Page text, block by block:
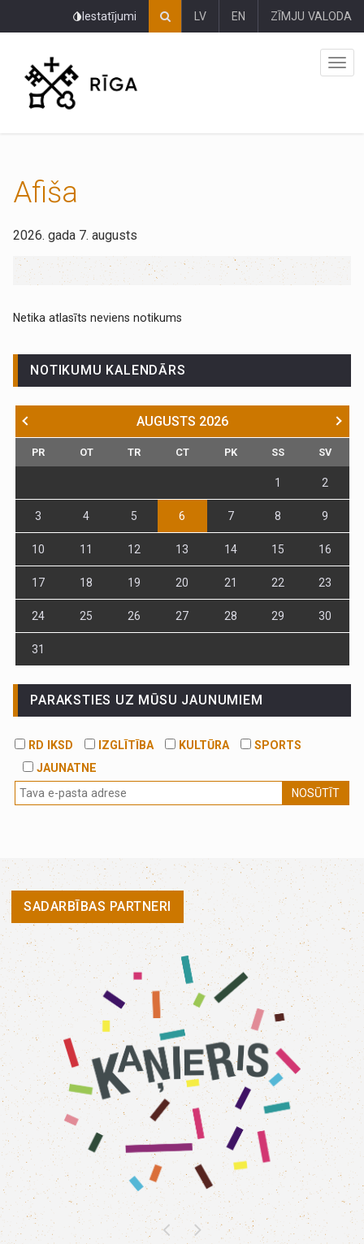
Iestatījumi LV EN ZĪMJU VALODA
Afiša
2026. gada 7. augusts
Netika atlasīts neviens notikums
NOTIKUMU KALENDĀRS
AUGUSTS 2026
PR OT TR CT PK SS SV
1 2
3 4 5 6 7 8 9
10 11 12 13 14 15 16
17 18 19 20 21 22 23
24 25 26 27 28 29 30
31
PARAKSTIES UZ MŪSU JAUNUMIEM
RD IKSD IZGLĪTĪBA KULTŪRA
SPORTS
JAUNATNE
NOSŪTĪT
SADARBĪBAS PARTNERI